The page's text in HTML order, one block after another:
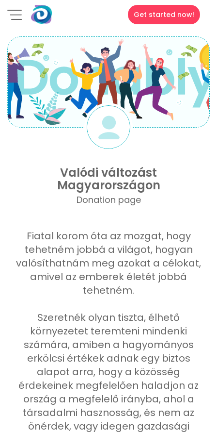
Get started now!
Valódi változást
Magyarországon
Donation page
Fiatal korom óta az mozgat, hogy
tehetném jobbá a világot, hogyan
valósíthatnám meg azokat a célokat,
amivel az emberek életét jobbá
tehetném.
Szeretnék olyan tiszta, élhető
környezetet teremteni mindenki
számára, amiben a hagyományos
erkölcsi értékek adnak egy biztos
alapot arra, hogy a közösség
érdekeinek megfelelően haladjon az
ország a megfelelő irányba, ahol a
társadalmi hasznosság, és nem az
önérdek, vagy idegen gazdasági